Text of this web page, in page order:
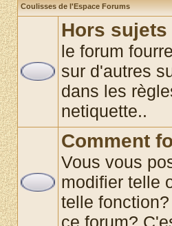
Coulisses de l'Espace Forums
Hors sujets
le forum
sur d'autres
dans les
netiquette..
Comment
Vous vous
modifier telle
telle
ce forum?